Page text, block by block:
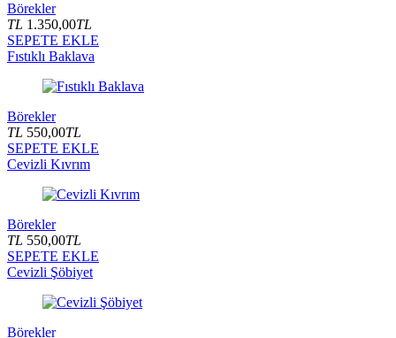
Börekler
TL 1.350,00TL
SEPETE EKLE
Fıstıklı Baklava
Börekler
TL 550,00TL
SEPETE EKLE
Cevizli Kıvrım
Börekler
TL 550,00TL
SEPETE EKLE
Cevizli Şöbiyet
Börekler